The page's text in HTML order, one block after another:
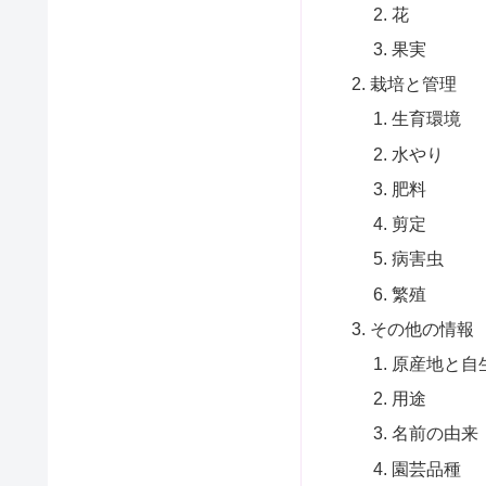
花
果実
栽培と管理
生育環境
水やり
肥料
剪定
病害虫
繁殖
その他の情報
原産地と自
用途
名前の由来
園芸品種